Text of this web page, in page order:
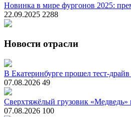
Новинка в мире фургонов 2025:
22.09.2025 2288
Новости отрасли
В Екатеринбурге прошел тест-
07.08.2026 49
Сверхтяжёлый грузовик «Медведь»
07.08.2026 100